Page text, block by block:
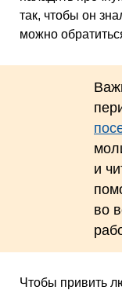
так, чтобы он
можно
и
во
Чтобы привить